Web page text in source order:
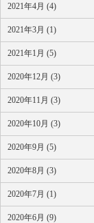
2021年4月 (4)
2021年3月 (1)
2021年1月 (5)
2020年12月 (3)
2020年11月 (3)
2020年10月 (3)
2020年9月 (5)
2020年8月 (3)
2020年7月 (1)
2020年6月 (9)